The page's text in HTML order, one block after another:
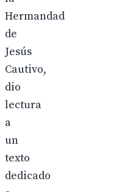
Hermandad
de
Jesús
Cautivo,
dio
lectura
a
un
texto
dedicado